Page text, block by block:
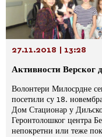
27.11.2018 | 13:28
Активности Верског
Волонтери Милосрдне
посетили су 18.
Дом Стационар у
Геронтолошког центра
непокретни или теже